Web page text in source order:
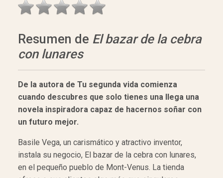
Resumen de El bazar de la cebra
con lunares
De la autora de Tu segunda vida comienza
cuando descubres que solo tienes una llega una
novela inspiradora capaz de hacernos soñar con
un futuro mejor.
Basile Vega, un carismático y atractivo inventor,
instala su negocio, El bazar de la cebra con lunares,
en el pequeño pueblo de Mont-Venus. La tienda